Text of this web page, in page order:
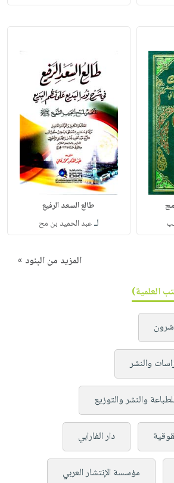
طالع السعد الرفيع
لـعبد الحميد بن مح
المزيد من البنود »
العلمية)
والنشر
والنشر والتوزيع
دار الفارابي
مؤسسة الإنتشار العربي